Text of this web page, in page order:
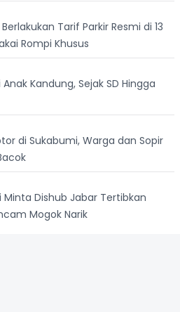
Tarif Parkir Resmi di 13
Rompi Khusus
Kandung, Sejak SD Hingga
di Sukabumi, Warga dan Sopir
Minta Dishub Jabar Tertibkan
Mogok Narik